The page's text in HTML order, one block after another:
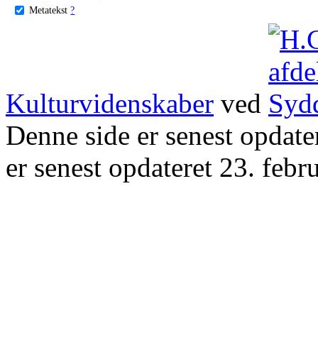
Metatekst ?
Kulturvidenskaber ved
Denne side er senest
er senest opdateret 23.